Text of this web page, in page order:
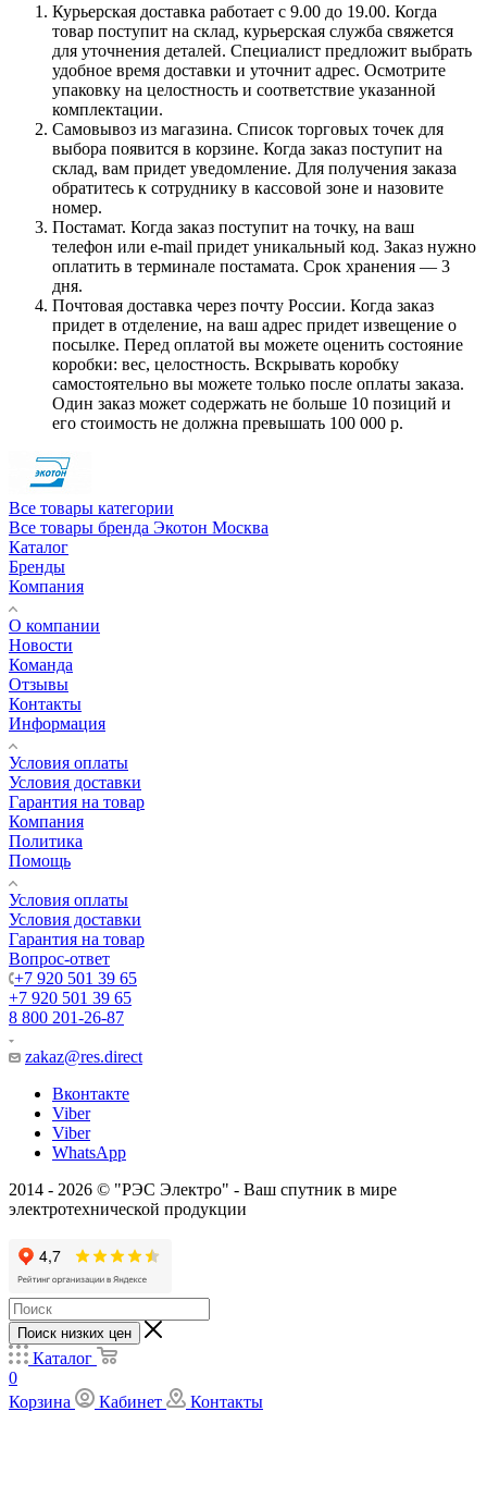
Курьерская доставка работает с 9.00 до 19.00. Когда
товар поступит на склад, курьерская служба свяжется
для уточнения деталей. Специалист предложит выбрать
удобное время доставки и уточнит адрес. Осмотрите
упаковку на целостность и соответствие указанной
комплектации.
Самовывоз из магазина. Список торговых точек для
выбора появится в корзине. Когда заказ поступит на
склад, вам придет уведомление. Для получения заказа
обратитесь к сотруднику в кассовой зоне и назовите
номер.
Постамат. Когда заказ поступит на точку, на ваш
телефон или e-mail придет уникальный код. Заказ нужно
оплатить в терминале постамата. Срок хранения — 3
дня.
Почтовая доставка через почту России. Когда заказ
придет в отделение, на ваш адрес придет извещение о
посылке. Перед оплатой вы можете оценить состояние
коробки: вес, целостность. Вскрывать коробку
самостоятельно вы можете только после оплаты заказа.
Один заказ может содержать не больше 10 позиций и
его стоимость не должна превышать 100 000 р.
Все товары категории
Все товары бренда Экотон Москва
Каталог
Бренды
Компания
О компании
Новости
Команда
Отзывы
Контакты
Информация
Условия оплаты
Условия доставки
Гарантия на товар
Компания
Политика
Помощь
Условия оплаты
Условия доставки
Гарантия на товар
Вопрос-ответ
+7 920 501 39 65
+7 920 501 39 65
8 800 201-26-87
zakaz@res.direct
Вконтакте
Viber
Viber
WhatsApp
2014 - 2026 © "РЭС Электро" - Ваш спутник в мире
электротехнической продукции
Поиск низких цен
Каталог
0
Корзина
Кабинет Контакты